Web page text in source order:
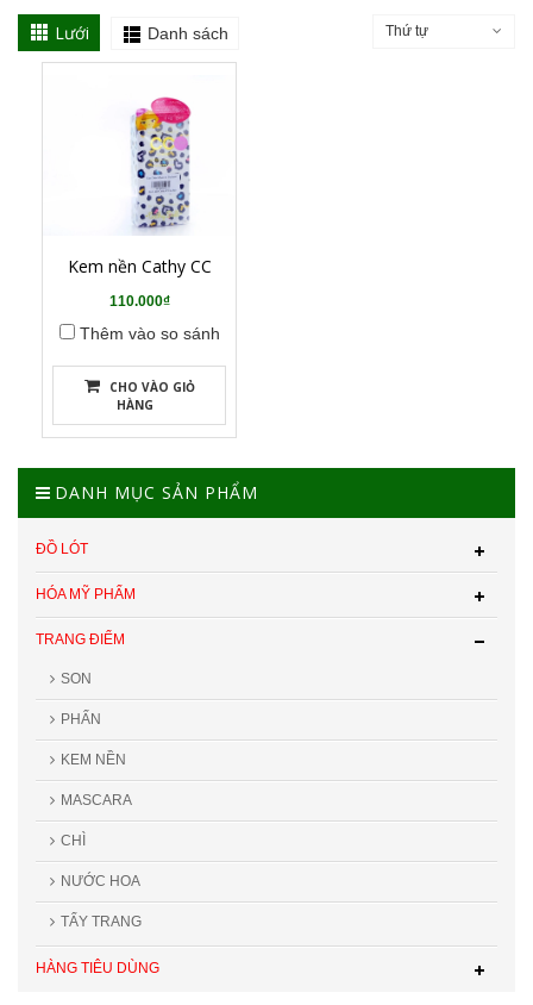
Lưới Danh sách Thứ tự
Kem nền Cathy CC
110.000₫
Thêm vào so sánh
CHO VÀO GIỎ
HÀNG
DANH MỤC SẢN PHẨM
ĐỒ LÓT
HÓA MỸ PHẨM
TRANG ĐIỂM
SON
PHẤN
KEM NỀN
MASCARA
CHÌ
NƯỚC HOA
TẨY TRANG
HÀNG TIÊU DÙNG